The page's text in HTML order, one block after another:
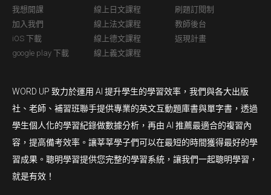
我想開課
加入我們
iOS 下載
google play 下載
線上日文課程
線上法文課程
線上德文課程
線上義文課程
刷題訂閱制
教師後台
返現計畫
WORD UP 致力於運用 AI 提升學生的學習效率，我們與各大出版
社、老師、補習班聯手提供專業的英文互動題庫書與單字書，透過
學生個人化的學習紀錄做數據分析，再由 AI 推薦最適合的複習內
容，提高備考效率。讓莘莘學子們可以在最短的時間獲得最好的學
習成果。聰明學習提供您完整的學習系統，讓我們一起聰明學習，
就是有效！